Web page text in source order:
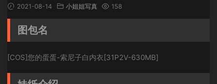
2021-08-14 小姐姐写真 158
图包名
[COS]您的蛋蛋-索尼子白内衣[31P2V-630MB]